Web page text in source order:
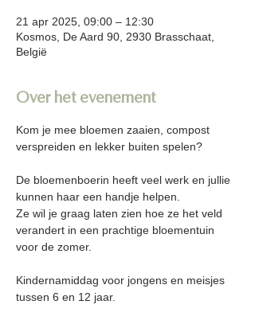
21 apr 2025, 09:00 – 12:30
Kosmos, De Aard 90, 2930 Brasschaat,
België
Over het evenement
Kom je mee bloemen zaaien, compost
verspreiden en lekker buiten spelen?
De bloemenboerin heeft veel werk en jullie
kunnen haar een handje helpen.
Ze wil je graag laten zien hoe ze het veld
verandert in een prachtige bloementuin
voor de zomer.
Kindernamiddag voor jongens en meisjes
tussen 6 en 12 jaar.